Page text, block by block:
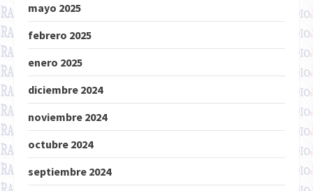
mayo 2025
febrero 2025
enero 2025
diciembre 2024
noviembre 2024
octubre 2024
septiembre 2024